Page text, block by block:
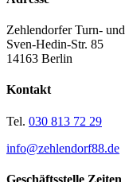
Zehlendorfer Turn-
Sven-Hedin-Str. 85
14163 Berlin
Kontakt
Tel. 030 813 72 29
info@zehlendorf88.de
Geschäftsstelle Zeiten